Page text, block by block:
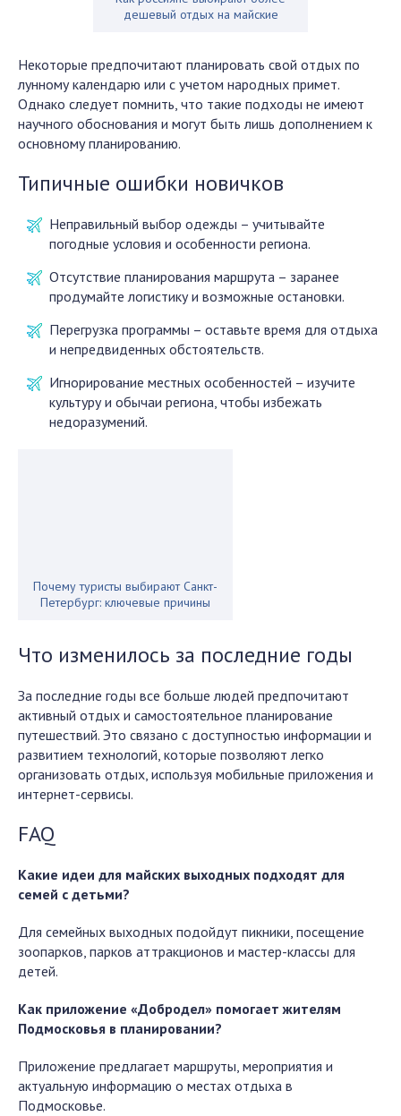
дешевый отдых на майские
Некоторые предпочитают планировать свой отдых по
лунному календарю или с учетом народных примет.
Однако следует помнить, что такие подходы не имеют
научного обоснования и могут быть лишь дополнением к
основному планированию.
Типичные ошибки новичков
Неправильный выбор одежды – учитывайте
погодные условия и особенности региона.
Отсутствие планирования маршрута – заранее
продумайте логистику и возможные остановки.
Перегрузка программы – оставьте время для отдыха
и непредвиденных обстоятельств.
Игнорирование местных особенностей – изучите
культуру и обычаи региона, чтобы избежать
недоразумений.
Почему туристы выбирают Санкт-
Петербург: ключевые причины
Что изменилось за последние годы
За последние годы все больше людей предпочитают
активный отдых и самостоятельное планирование
путешествий. Это связано с доступностью информации и
развитием технологий, которые позволяют легко
организовать отдых, используя мобильные приложения и
интернет-сервисы.
FAQ
Какие идеи для майских выходных подходят для
семей с детьми?
Для семейных выходных подойдут пикники, посещение
зоопарков, парков аттракционов и мастер-классы для
детей.
Как приложение «Добродел» помогает жителям
Подмосковья в планировании?
Приложение предлагает маршруты, мероприятия и
актуальную информацию о местах отдыха в
Подмосковье.